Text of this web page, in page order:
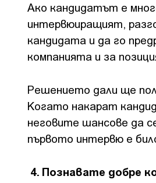
Ако кандидатът е
интервюиращият,
кандидата и да го
компанията и за
Решението дали ще
Когато накарат
неговите шансове да
първото интервю е
4. Познавате добре